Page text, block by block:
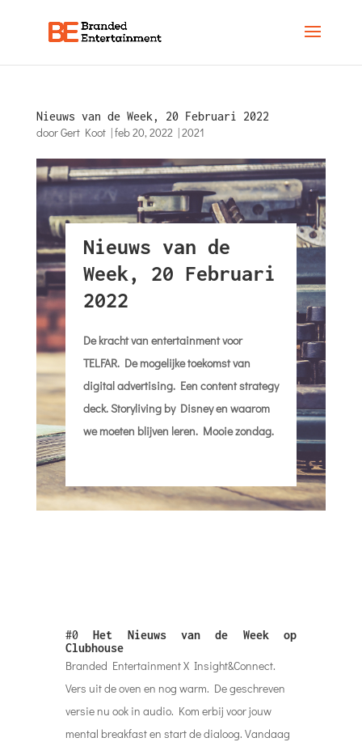
Nieuws van de Week, 20 Februari 2022
doorGert Koot|feb 20, 2022|2021
Nieuws van de
Week, 20 Februari
2022
De kracht van entertainment voor
TELFAR. De mogelijke toekomst van
digital advertising. Een content strategy
deck. Storyliving by Disney en waarom
we moeten blijven leren. Mooie zondag.
#0Het Nieuws van de Week op
Clubhouse
Branded Entertainment X Insight&Connect.
Vers uit de oven en nog warm. De geschreven
versie nu ook in audio. Kom erbij voor jouw
mental breakfast en start de dialoog. Vandaag